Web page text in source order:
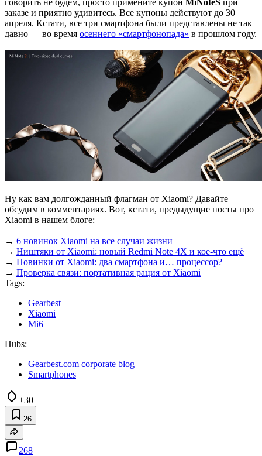
говорить не будем, просто примените купон MiNoteS при
заказе и приятно удивитесь. Все купоны действуют до 30
апреля. Кстати, все три смартфона были представлены не так
давно — во время осеннего «смартфонопада» в прошлом году.
Ну как вам долгожданный флагман от Xiaomi? Давайте
обсудим в комментариях. Вот, кстати, предыдущие посты про
Xiaomi в нашем блоге:
→ 6 новинок Xiaomi на все случаи жизни
→ Ништяки от Xiaomi: новый Redmi Note 4X и кое-что ещё
→ Новинки от Xiaomi: два смартфона и… процессор?
→ Проверка связи: портативная рация от Xiaomi
Tags:
Gearbest
Xiaomi
Mi6
Hubs:
Gearbest.com corporate blog
Smartphones
+30
26
268